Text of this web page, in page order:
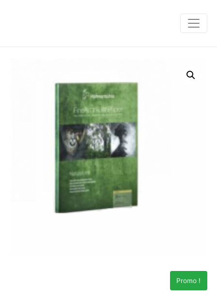
Promo !